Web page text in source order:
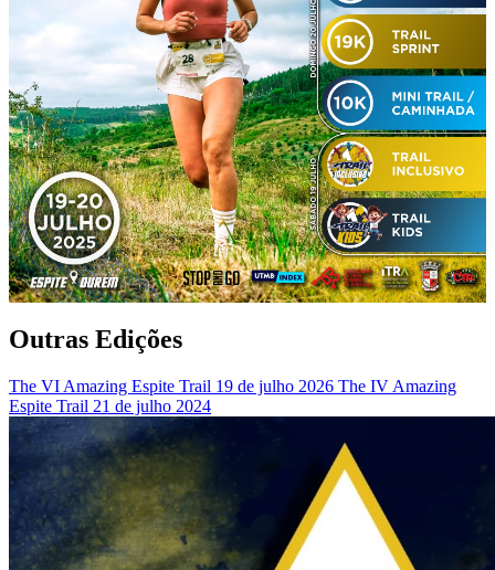
Outras Edições
The VI Amazing Espite Trail 19 de julho 2026 The IV Amazing
Espite Trail 21 de julho 2024